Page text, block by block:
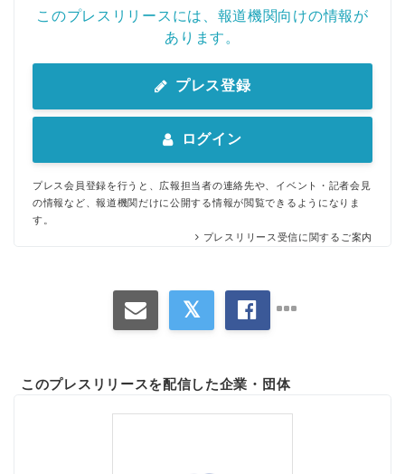
このプレスリリースには、報道機関向けの情報が
あります。
プレス登録
ログイン
プレス会員登録を行うと、広報担当者の連絡先や、イベント・記者会見
の情報など、報道機関だけに公開する情報が閲覧できるようになりま
す。
プレスリリース受信に関するご案内
このプレスリリースを配信した企業・団体